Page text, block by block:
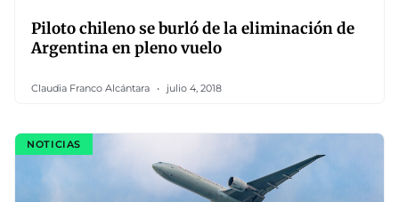
Piloto chileno se burló de la eliminación de
Argentina en pleno vuelo
Claudia Franco Alcántara julio 4, 2018
NOTICIAS